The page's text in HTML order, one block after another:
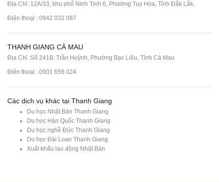
Địa Chỉ: 12A/33, khu phố Ninh Tịnh 6, Phường Tuy Hòa, Tỉnh Đắk Lắk.
Điện thoại : 0942 032 087
THANH GIANG CÀ MAU
Địa Chỉ :Số 241B, Trần Huỳnh, Phường Bạc Liêu, Tỉnh Cà Mau
Điện thoại : 0901 656 024
Các dịch vụ khác tại Thanh Giang
Du học Nhật Bản Thanh Giang
Du học Hàn Quốc Thanh Giang
Du học nghề Đức Thanh Giang
Du học Đài Loan Thanh Giang
Xuất khẩu lao động Nhật Bản